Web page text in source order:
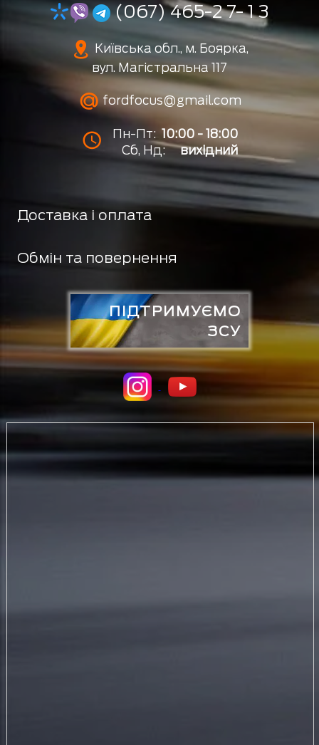
(067) 465-2 7- 1 3
Київська обл., м. Боярка,
вул. Магістральна 117
fordfocus@gmail.com
Пн-Пт: 10:00 - 18:00
Сб, Нд:
вихідний
Доставка і оплата
Обмін та повернення
ПІДТРИМУЄМО
ЗСУ